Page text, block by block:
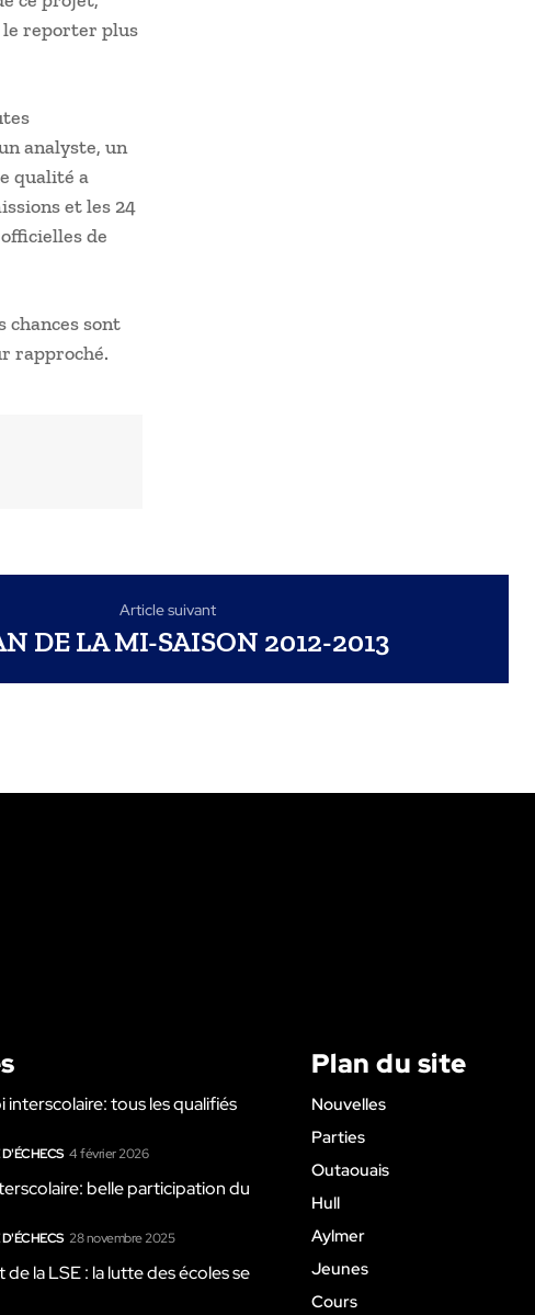
le reporter plus
analyste, un
qualité a
et les 24
de
chances sont
rapproché.
Article suivant
DE LA MI-SAISON 2012-2013
tous les qualifiés
4 février 2026
belle participation du
28 novembre 2025
la LSE : la lutte des écoles se
Plan du site
Nouvelles
Parties
Outaouais
Hull
Aylmer
Jeunes
Cours